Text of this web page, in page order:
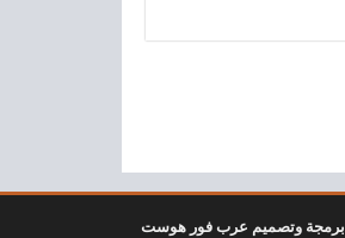
برمجة وتصميم عرب فور هوست